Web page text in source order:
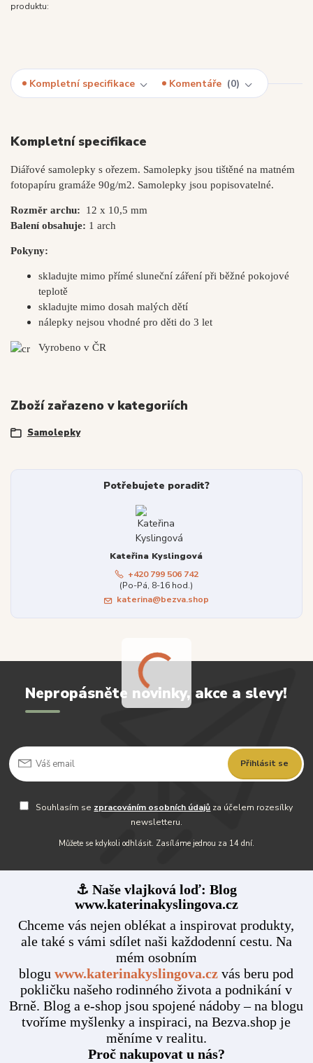
produktu:
Kompletní specifikace Komentáře 0
Kompletní specifikace
Diářové samolepky s ořezem. Samolepky jsou tištěné na matném
fotopapíru gramáže 90g/m2. Samolepky jsou popisovatelné.
Rozměr archu: 12 x 10,5 mm
Balení obsahuje: 1 arch
Pokyny:
skladujte mimo přímé sluneční záření při běžné pokojové
teplotě
skladujte mimo dosah malých dětí
nálepky nejsou vhodné pro děti do 3 let
Vyrobeno v ČR
Zboží zařazeno v kategoriích
Samolepky
Potřebujete poradit?
Kateřina Kyslingová
+420 799 506 742
(Po-Pá, 8-16 hod.)
katerina@bezva.shop
Nepropásněte novinky, akce a slevy!
Přihlásit se
Souhlasím se zpracováním osobních údajů za účelem rozesílky
newsletteru.
Můžete se kdykoli odhlásit. Zasíláme jednou za 14 dní.
⚓ Naše vlajková loď: Blog
www.katerinakyslingova.cz
Chceme vás nejen oblékat a inspirovat produkty,
ale také s vámi sdílet naši každodenní cestu. Na
mém osobním
bloguwww.katerinakyslingova.cz vás beru pod
pokličku našeho rodinného života a podnikání v
Brně. Blog a e-shop jsou spojené nádoby – na blogu
tvoříme myšlenky a inspiraci, na Bezva.shop je
měníme v realitu.
Proč nakupovat u nás?